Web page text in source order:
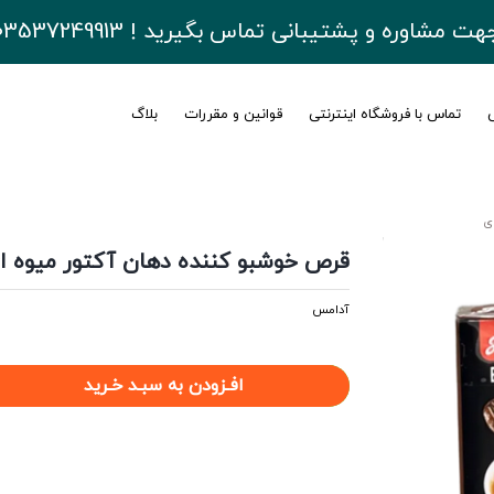
مشاوره و پشتیبانی تماس بگیرید ! 03537249913
تماس با فروشگاه اینترنتی قوانین و مقررات بلاگ
قرص خوشبو کننده دهان آکتور میوه
آدامس
افـزودن به سبـد خـرید